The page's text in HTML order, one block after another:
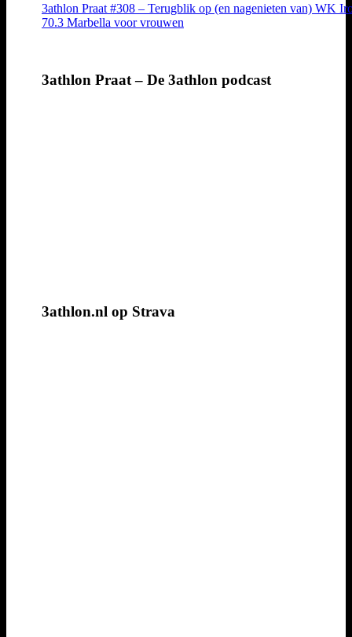
3athlon Praat #308 – Terugblik op (en nagenieten van) WK
70.3 Marbella voor vrouwen
3athlon Praat – De 3athlon podcast
3athlon.nl op Strava